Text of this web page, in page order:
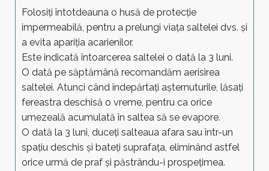
Folosiți întotdeauna o husă de protecție
impermeabilă, pentru a prelungi viața saltelei dvs. și
a evita apariția acarienilor.
Este indicată întoarcerea saltelei o dată la 3 luni.
O dată pe săptămână recomandăm aerisirea
saltelei. Atunci când îndepărtați așternuturile, lăsați
fereastra deschisă o vreme, pentru ca orice
umezeală acumulată în saltea să se evapore.
O dată la 3 luni, duceți salteaua afara sau într-un
spațiu deschis și bateți suprafața, eliminând astfel
orice urmă de praf și păstrându-i prospețimea.